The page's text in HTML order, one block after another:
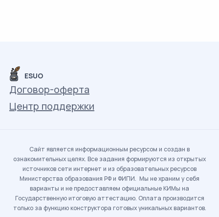
ESUO
Договор-оферта
Центр поддержки
Сайт является информационным ресурсом и создан в
ознакомительных целях. Все задания формируются из открытых
источников сети интернет и из образовательных ресурсов
Министерства образования РФ и ФИПИ. Мы не храним у себя
варианты и не предоставляем официальные КИМы на
Государственную итоговую аттестацию. Оплата производится
только за функцию конструктора готовых уникальных вариантов.